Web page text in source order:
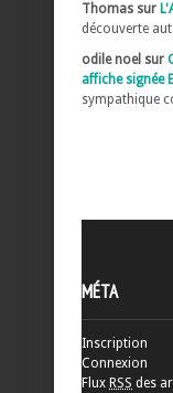
Thomas sur
découverte
odile noel sur
affiche signée
sympathique
MÉTA
Inscription
Connexion
Flux RSS des